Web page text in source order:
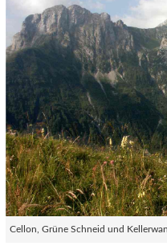
Cellon, Grüne Schneid und